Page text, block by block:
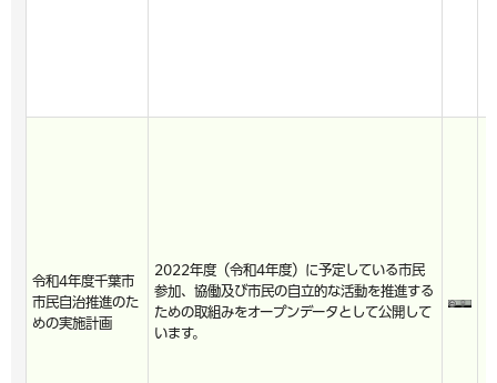
令和4年度千葉市
市民自治推進のた
めの実施計画
2022年度（令和4年度）に予定している市民
参加、協働及び市民の自立的な活動を推進する
ための取組みをオープンデータとして公開して
います。